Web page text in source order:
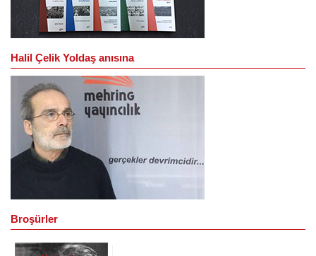
Halil Çelik Yoldaş anısına
Broşürler